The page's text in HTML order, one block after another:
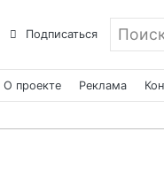
Подписаться
О проекте Реклама